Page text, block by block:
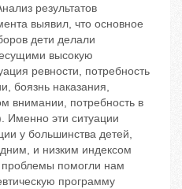
результатов
выявил, что основное
дети делали
высокую
ревности, потребность
боязнь наказания,
внимании, потребность в
Именно эти ситуации
у большинства детей,
и низким индексом
помогли нам
программу